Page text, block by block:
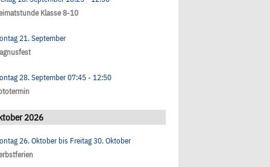
Klasse 8-10
21. September
28. September07:45- 12:50
2026
26. Oktoberbis Freitag 30. Oktober